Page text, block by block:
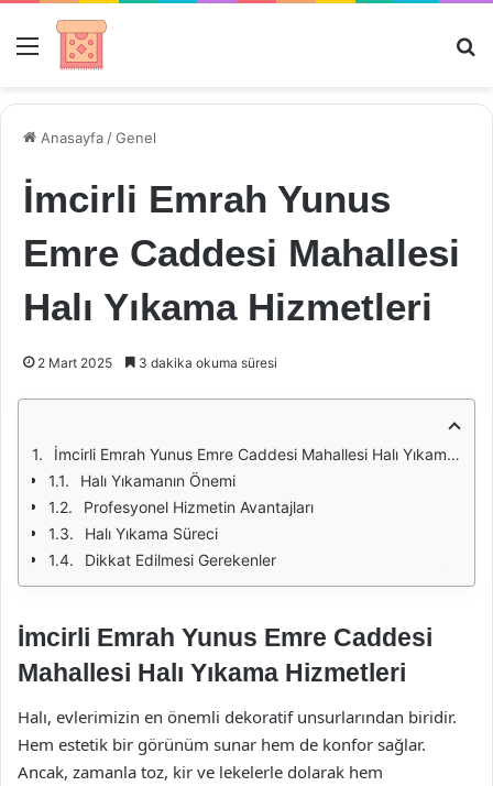
Menü
Anasayfa /Genel
İmcirli Emrah Yunus
Emre Caddesi Mahallesi
Halı Yıkama Hizmetleri
2 Mart 2025 3 dakika okuma süresi
İmcirli Emrah Yunus Emre Caddesi Mahallesi Halı Yıkama Hizmetleri
Halı Yıkamanın Önemi
Profesyonel Hizmetin Avantajları
Halı Yıkama Süreci
Dikkat Edilmesi Gerekenler
İmcirli Emrah Yunus Emre Caddesi
Mahallesi Halı Yıkama Hizmetleri
Halı, evlerimizin en önemli dekoratif unsurlarından biridir.
Hem estetik bir görünüm sunar hem de konfor sağlar.
Ancak, zamanla toz, kir ve lekelerle dolarak hem